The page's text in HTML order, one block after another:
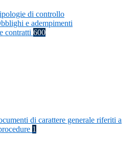
di controllo
e adempimenti
contratti 600
di carattere generale riferiti a
1